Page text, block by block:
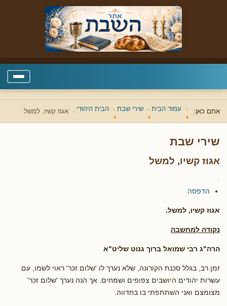
אתם כאן: עמוד הבית שירי שבת הבית היהודי אגוז קשיו, למשל
שירי שבת
אגוז קשיו, למשל
הדפסה
אגוז קשיו, למשל.
נקודה למחשבה
הרה"ג רבי שמואל ברוך גנוט שליט"א
זמן רב, בגלל סכנת הקורונה, שלא נערך לו 'שלום זכר' ראוי לשמו, עם
עשרות יהודים היושבים צפופים ושמחים. אך הנה נערך 'שלום זכר'
מצומצם ואני השתתפתי בו בחדווה.